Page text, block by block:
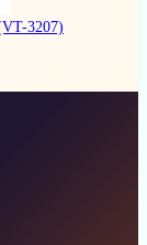
3207)